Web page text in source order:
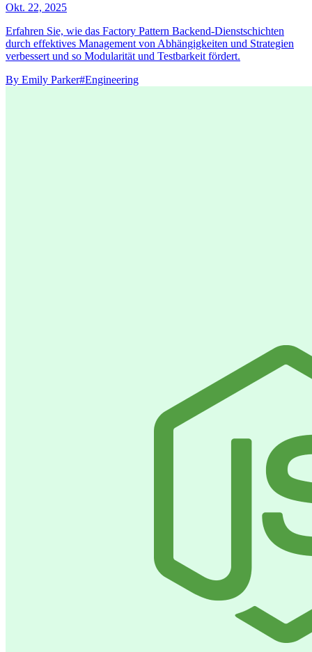
Okt. 22, 2025
Erfahren Sie, wie das Factory Pattern Backend-Dienstschichten
durch effektives Management von Abhängigkeiten und Strategien
verbessert und so Modularität und Testbarkeit fördert.
By Emily Parker#Engineering